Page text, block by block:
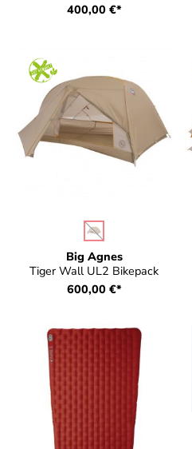
400,00 €*
Big Agnes
Tiger Wall UL2 Bikepack
auswählen
(Diese Option ist
600,00 €*